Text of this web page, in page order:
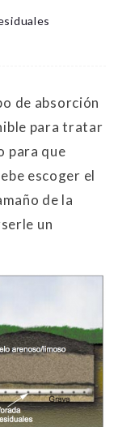
de absorción
para tratar
para que
escoger el
de la
un